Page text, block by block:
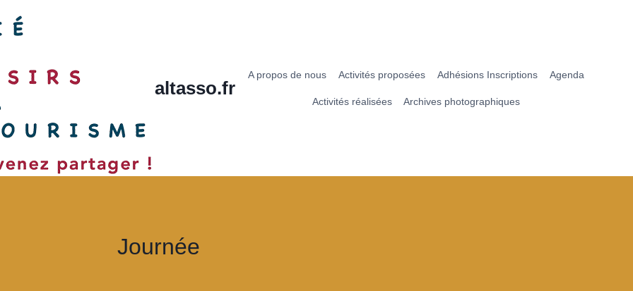
altasso.fr
A propos de nous Activités proposées Adhésions Inscriptions Agenda
Activités réalisées Archives photographiques
Journée